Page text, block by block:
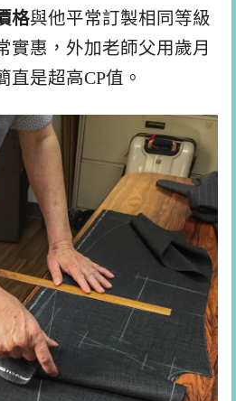
格與他平常訂製相同等級
實惠，外加老師父用歲月
直是超高CP值。